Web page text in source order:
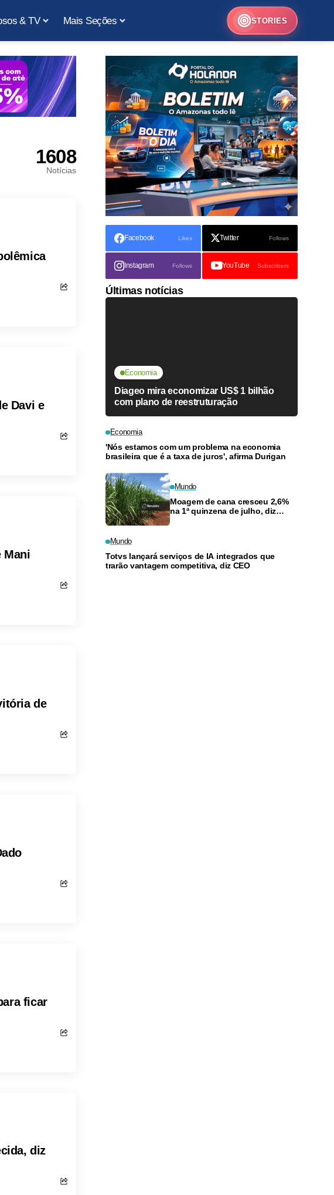
& TV Mais Seções STORIES
1608
Notícias
Davi e
Mani
de
ficar
diz
Facebook Likes Twitter Follows
Instagram Follows YouTube Subscribers
Últimas notícias
Economia
Diageo mira economizar US$ 1 bilhão
com plano de reestruturação
Economia
'Nós estamos com um problema na economia
brasileira que é a taxa de juros', afirma Durigan
Mundo
Moagem de cana cresceu 2,6%
na 1ª quinzena de julho, diz
Mundo
Totvs lançará serviços de IA integrados que
trarão vantagem competitiva, diz CEO